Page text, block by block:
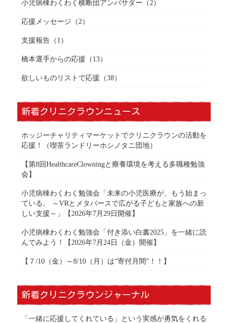
小児病棟わくわく横断団アンバサダー （2）
応援メッセージ （2）
支援報告（1）
橋本選手からの応援 （13）
欲しいものリストで応援 （38）
新着クリニクラウンニュース
ホッジーチャリティマーケットでクリニクラウンの活動を
応援！（喫茶ランドリーホシノタニ団地）
【第8回HealthcareClowningと療養環境を考える多職種勉強
会】
小児病棟わくわく勉強会「未来の小児医療が、もう始まっ
ている。 ～VRとメタバースで広がる子どもと家族への新
しい支援～」【2026年7月29日開催】
小児病棟わくわく勉強会「付き添い白書2025」を一緒に読
んでみよう！【2026年7月24日（金）開催】
【７/10（金）～8/10（月）は“寄付月間”！！】
新着クリニクラウンジャーナル
「一緒に応援してくれている」という実感が勇気をくれる